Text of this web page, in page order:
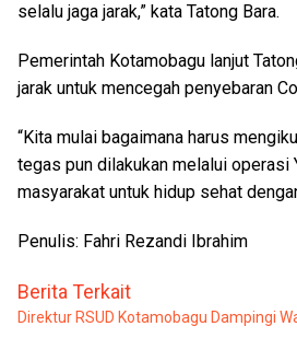
selalu jaga jarak,” kata Tatong Bara.
Pemerintah Kotamobagu lanjut
jarak untuk mencegah penyebaran
“Kita mulai bagaimana harus
tegas pun dilakukan melalui
masyarakat untuk hidup sehat
Penulis: Fahri Rezandi Ibrahim
Berita Terkait
Direktur RSUD Kotamobagu Dampingi